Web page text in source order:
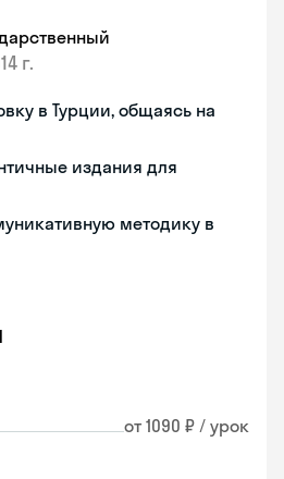
г.
в Турции, общаясь на
издания для
методику в
от 1090 ₽ / урок